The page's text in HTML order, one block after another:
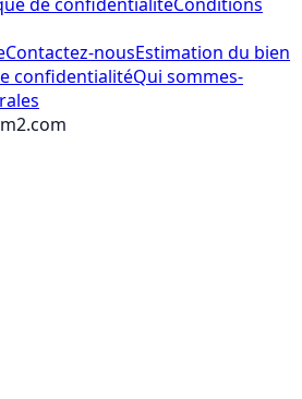
Contactez-nousEstimation du bien
confidentialitéQui sommes-